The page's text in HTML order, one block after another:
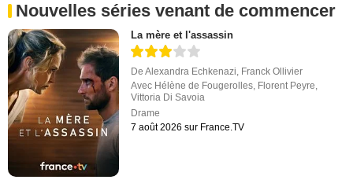
Nouvelles séries venant de commencer
La mère et l'assassin
DeAlexandra Echkenazi, Franck Ollivier
Avec Hélène de Fougerolles, Florent Peyre,
Vittoria Di Savoia
Drame
7 août 2026 sur France.TV